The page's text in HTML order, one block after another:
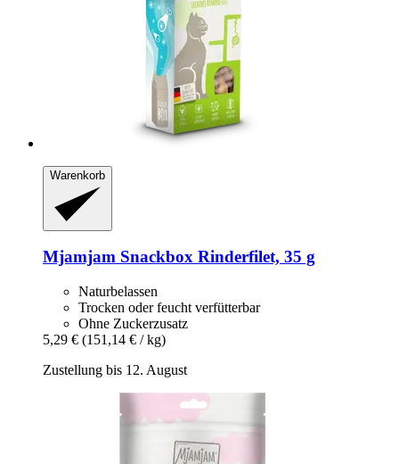
Warenkorb
Mjamjam Snackbox Rinderfilet, 35 g
Naturbelassen
Trocken oder feucht verfütterbar
Ohne Zuckerzusatz
5,29 € (151,14 € / kg)
Zustellung bis 12. August